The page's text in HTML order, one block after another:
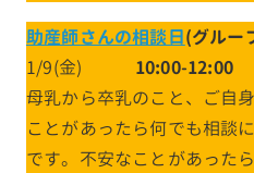
助産師さんの相談日(グルー
1/9(金) 10:00-12:00
母乳から卒乳のこと、ご自
ことがあったら何でも相談
です。不安なことがあった